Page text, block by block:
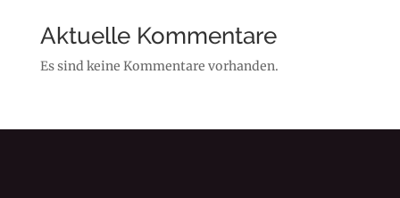
Aktuelle Kommentare
Es sind keine Kommentare vorhanden.